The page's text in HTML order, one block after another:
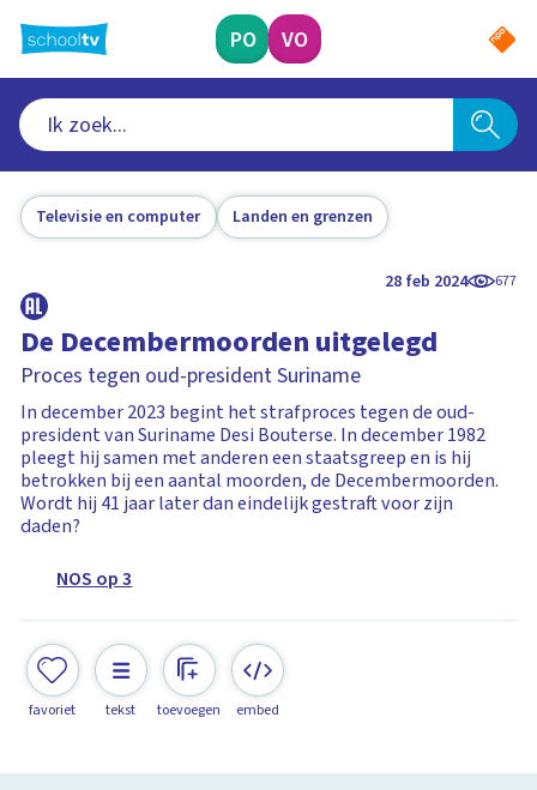
naar
hoofdinhoud
PO VO
Televisie en computer Landen en grenzen
28 feb 2024 677
De Decembermoorden uitgelegd
Proces tegen oud-president Suriname
In december 2023 begint het strafproces tegen de oud-
president van Suriname Desi Bouterse. In december 1982
pleegt hij samen met anderen een staatsgreep en is hij
betrokken bij een aantal moorden, de Decembermoorden.
Wordt hij 41 jaar later dan eindelijk gestraft voor zijn
daden?
NOS op 3
favoriet tekst toevoegen embed